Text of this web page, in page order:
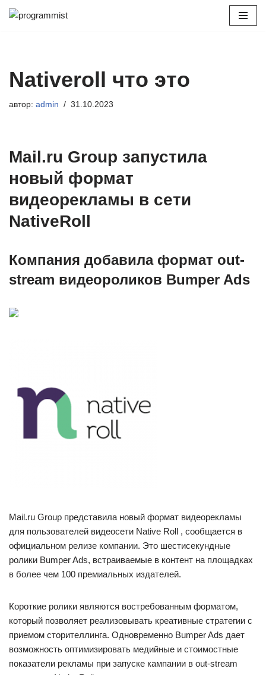
Nativeroll что это
автор: admin 31.10.2023
Mail.ru Group запустила
новый формат
видеорекламы в сети
NativeRoll
Компания добавила формат out-
stream видеороликов Bumper Ads
Mail.ru Group представила новый формат видеорекламы
для пользователей видеосети Native Roll , сообщается в
официальном релизе компании. Это шестисекундные
ролики Bumper Ads, встраиваемые в контент на площадках
в более чем 100 премиальных издателей.
Короткие ролики являются востребованным форматом,
который позволяет реализовывать креативные стратегии с
приемом сторителлинга. Одновременно Bumper Ads дает
возможность оптимизировать медийные и стоимостные
показатели рекламы при запуске кампании в out-stream